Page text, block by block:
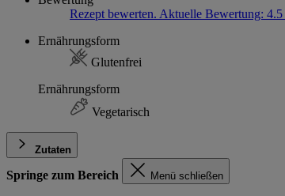
Rezept bewerten. Aktuelle Bewertung: 4.5
Ernährungsform
Glutenfrei
Ernährungsform
Vegetarisch
Zutaten
Springe zum Bereich Menü schließen